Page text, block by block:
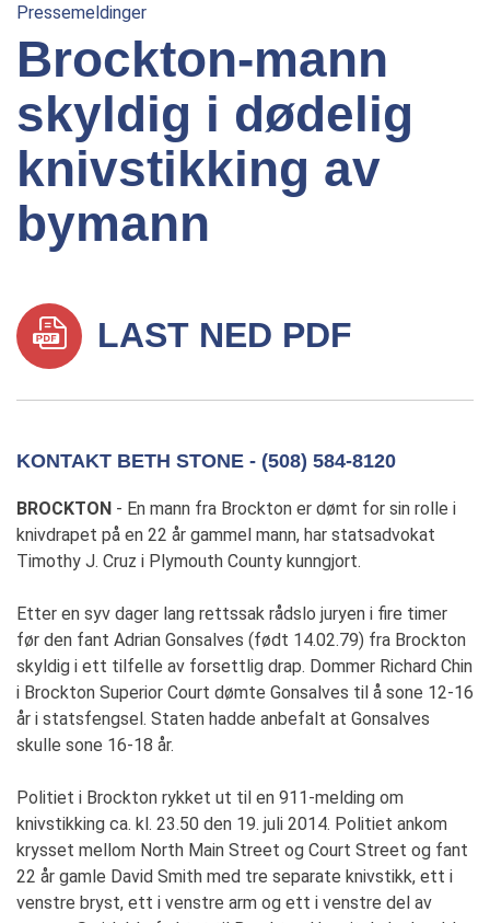
Pressemeldinger
Brockton-mann
skyldig i dødelig
knivstikking av
bymann
LAST NED PDF
KONTAKT BETH STONE - (508) 584-8120
BROCKTON - En mann fra Brockton er dømt for sin rolle i
knivdrapet på en 22 år gammel mann, har statsadvokat
Timothy J. Cruz i Plymouth County kunngjort.
Etter en syv dager lang rettssak rådslo juryen i fire timer
før den fant Adrian Gonsalves (født 14.02.79) fra Brockton
skyldig i ett tilfelle av forsettlig drap. Dommer Richard Chin
i Brockton Superior Court dømte Gonsalves til å sone 12-16
år i statsfengsel. Staten hadde anbefalt at Gonsalves
skulle sone 16-18 år.
Politiet i Brockton rykket ut til en 911-melding om
knivstikking ca. kl. 23.50 den 19. juli 2014. Politiet ankom
krysset mellom North Main Street og Court Street og fant
22 år gamle David Smith med tre separate knivstikk, ett i
venstre bryst, ett i venstre arm og ett i venstre del av